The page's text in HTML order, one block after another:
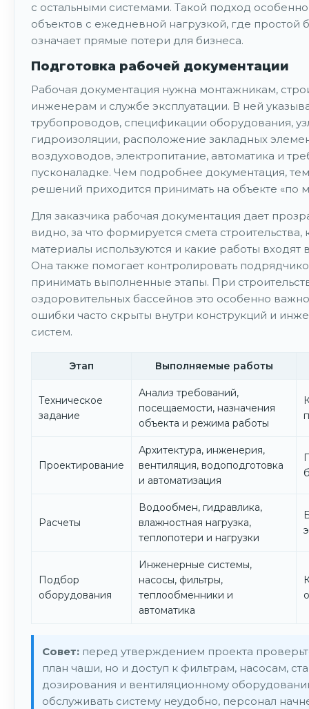
с остальными системами. Такой подход
объектов с ежедневной нагрузкой, где простой
означает прямые потери для бизнеса.
Подготовка рабочей документации
Рабочая документация нужна монтажникам,
инженерам и службе эксплуатации. В ней
трубопроводов, спецификации оборудования,
гидроизоляции, расположение закладных
воздуховодов, электропитание, автоматика и
пусконаладке. Чем подробнее документация,
решений приходится принимать на объекте «по
Для заказчика рабочая документация дает
видно, за что формируется смета строительства,
материалы используются и какие работы входят
Она также помогает контролировать
принимать выполненные этапы. При
оздоровительных бассейнов это особенно
ошибки часто скрыты внутри конструкций и
систем.
Этап Выполняемые работы
Техническое
задание
Анализ требований,
посещаемости, назначения
объекта и режима работы
Проектирование
Архитектура, инженерия,
вентиляция, водоподготовка
и автоматизация
Расчеты
Водообмен, гидравлика,
влажностная нагрузка,
теплопотери и нагрузки
Подбор
оборудования
Инженерные системы,
насосы, фильтры,
теплообменники и
автоматика
Совет: перед утверждением проекта
план чаши, но и доступ к фильтрам, насосам,
дозирования и вентиляционному
обслуживать систему неудобно, персонал